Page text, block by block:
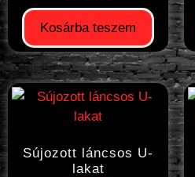
Kosárba teszem
Sújozott láncsos U-
lakat